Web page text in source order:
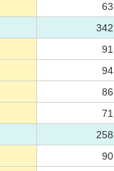
63
342
91
94
86
71
258
90